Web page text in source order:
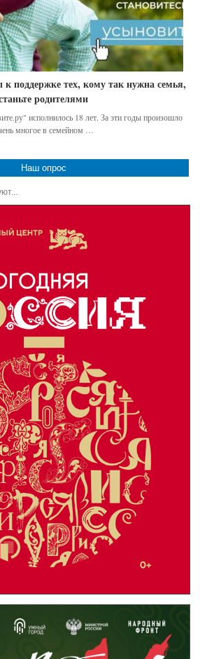
поддержке тех, кому так нужна семья,
родителями
исполнилось 18 лет. За эти годы произошло
многое в семейном …
Наш опрос